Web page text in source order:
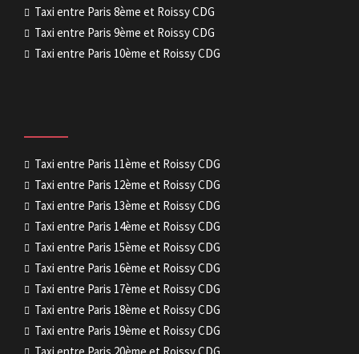
Taxi entre Paris 8ème et Roissy CDG
Taxi entre Paris 9ème et Roissy CDG
Taxi entre Paris 10ème et Roissy CDG
Taxi entre Paris 11ème et Roissy CDG
Taxi entre Paris 12ème et Roissy CDG
Taxi entre Paris 13ème et Roissy CDG
Taxi entre Paris 14ème et Roissy CDG
Taxi entre Paris 15ème et Roissy CDG
Taxi entre Paris 16ème et Roissy CDG
Taxi entre Paris 17ème et Roissy CDG
Taxi entre Paris 18ème et Roissy CDG
Taxi entre Paris 19ème et Roissy CDG